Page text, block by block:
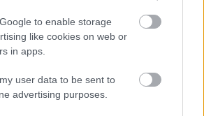
to enable storage
like cookies on web or
in apps.
user data to be sent to
advertising purposes.
τους τόνους πάντως…
από 23€